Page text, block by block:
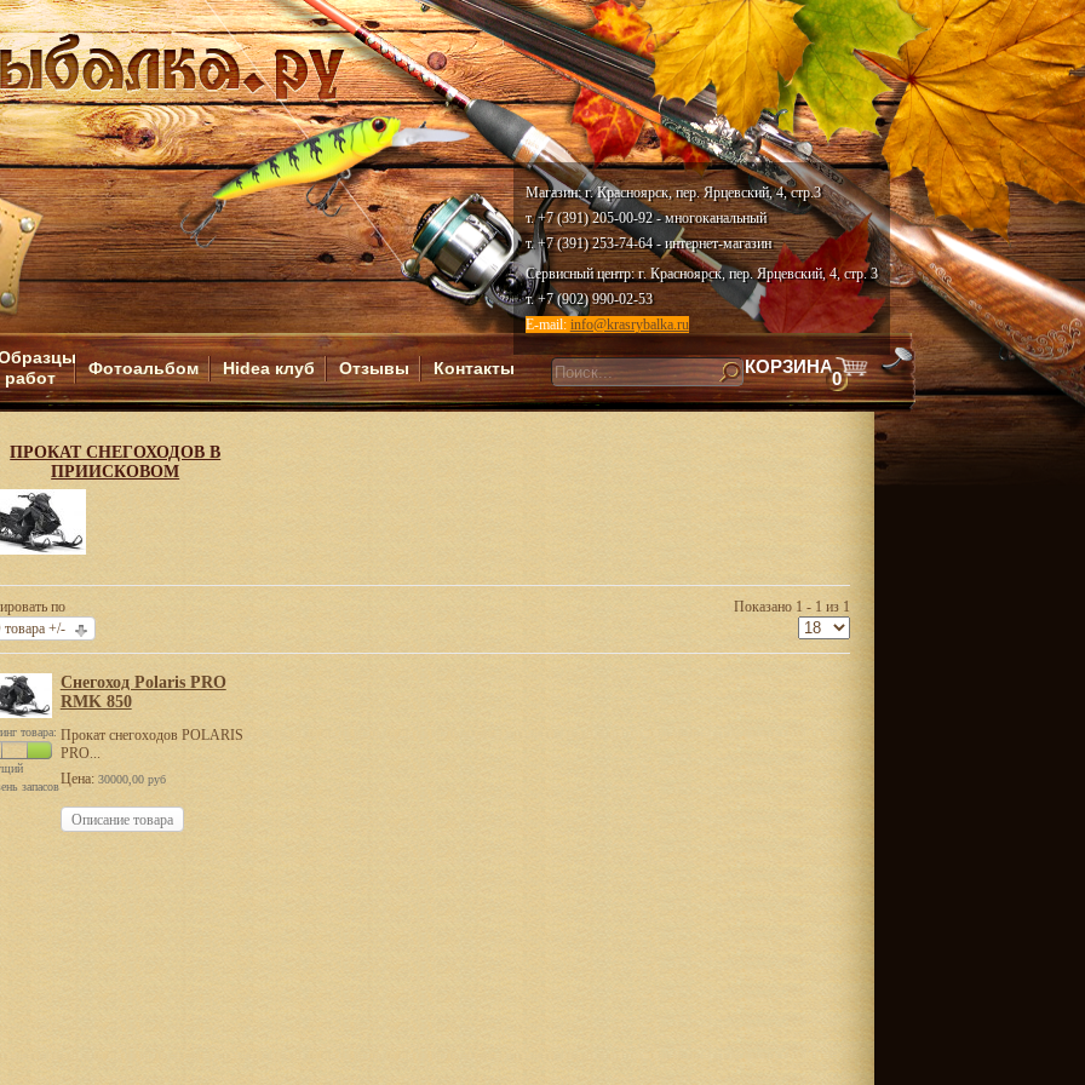
Магазин: г. Красноярск, пер. Ярцевский, 4, стр.3
т. +7 (391) 205-00-92 - многоканальный
т. +7 (391) 253-74-64 - интернет-магазин
Сервисный центр: г. Красноярск, пер. Ярцевский, 4, стр. 3
т. +7 (902) 990-02-53
E-mail: info@krasrybalka.ru
работ
Фотоальбом Hidea клуб Отзывы Контакты
Искать
КОРЗИНА
0
ПРОКАТ СНЕГОХОДОВ В
ПРИИСКОВОМ
по
товара +/-
Показано 1 - 1 из 1
товара:
запасов
Снегоход Polaris PRO
RMK 850
Прокат снегоходов POLARIS
PRO...
Цена: 30000,00 руб
Описание товара